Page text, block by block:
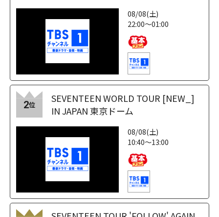
08/08(土)
22:00～01:00
2位
SEVENTEEN WORLD TOUR [NEW_]
IN JAPAN 東京ドーム
08/08(土)
10:40～13:00